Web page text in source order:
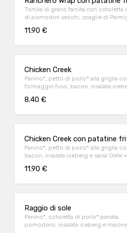
Tortilla di grano farcita con cotoletta
di pomodori secchi, scaglie di
11.90 €
Chicken Creek
Panino*, petto di pollo* alla griglia
formaggio fuso, bacon, insalata
8.40 €
Chicken Creek con patatine
Panino*, petto di pollo* alla griglia
bacon, insalata iceberg e salsa OWW
11.90 €
Raggio di sole
Panino*, cotoletta di pollo* panata,
pomodoro, insalata iceberg e